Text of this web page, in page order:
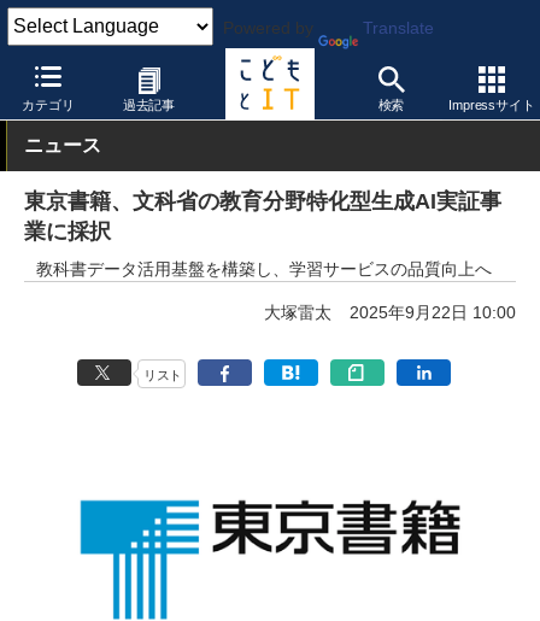
Powered by Translate
カテゴリ 過去記事 検索 Impressサイト
こどもとIT 製品・サービス デジタル教科書・教材
ニュース
東京書籍、文科省の教育分野特化型生成AI実証事
業に採択
教科書データ活用基盤を構築し、学習サービスの品質向上へ
大塚雷太 2025年9月22日 10:00
リスト